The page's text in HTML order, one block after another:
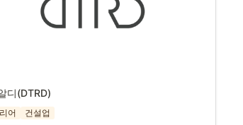
디(DTRD)
어
건설업